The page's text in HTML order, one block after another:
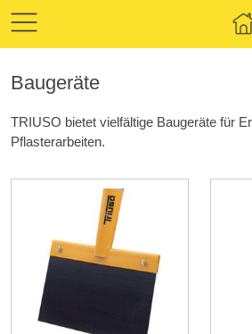
Baugeräte
TRIUSO bietet vielfältige Baugeräte für
Pflasterarbeiten.